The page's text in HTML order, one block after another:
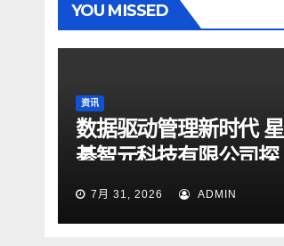
YOU MISSED
资讯
数据驱动管理新时代 星
綦智元科技有限公司探
索智慧决策价值
7月 31, 2026 ADMIN